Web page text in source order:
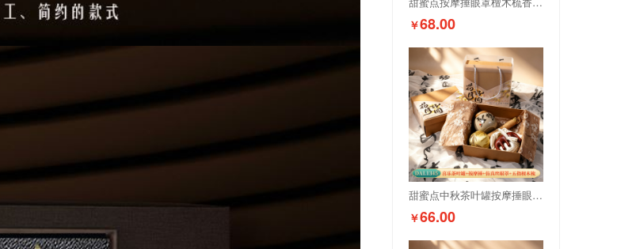
￥68.00
甜蜜点中秋茶叶罐按摩捶眼罩檀木梳礼盒套装DAL1345
￥66.00